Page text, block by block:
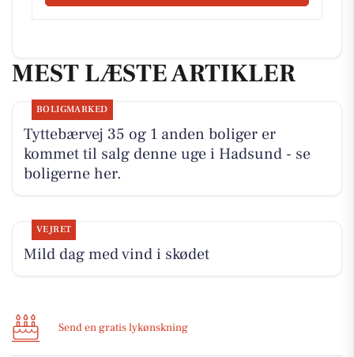
MEST LÆSTE ARTIKLER
BOLIGMARKED
Tyttebærvej 35 og 1 anden boliger er
kommet til salg denne uge i Hadsund - se
boligerne her.
VEJRET
Mild dag med vind i skødet
Send en gratis lykønskning